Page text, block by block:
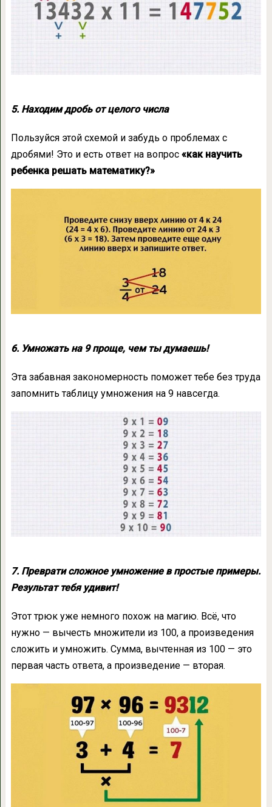
5. Находим дробь от целого числа
Пользуйся этой схемой и забудь о проблемах с
дробями! Это и есть ответ на вопрос «как научить
ребенка решать математику?»
6. Умножать на 9 проще, чем ты думаешь!
Эта забавная закономерность поможет тебе без труда
запомнить таблицу умножения на 9 навсегда.
7. Преврати сложное умножение в простые примеры.
Результат тебя удивит!
Этот трюк уже немного похож на магию. Всё, что
нужно — вычесть множители из 100, а произведения
сложить и умножить. Сумма, вычтенная из 100 — это
первая часть ответа, а произведение — вторая.